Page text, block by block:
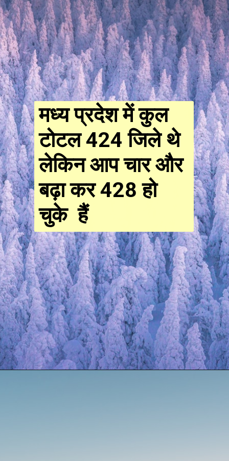
मध्य प्रदेश में कुल
टोटल 424 जिले थे
लेकिन आप चार और
बढ़ा कर 428 हो
चुके हैं